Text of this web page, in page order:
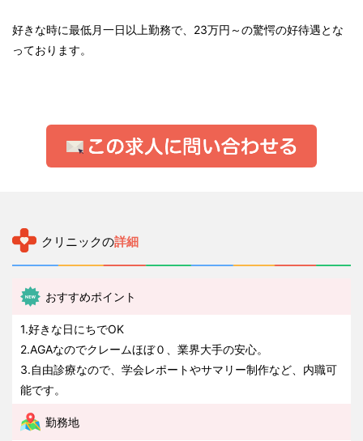
好きな時に最低月一日以上勤務で、23万円～の驚愕の好待遇とな
っております。
クリニックの詳細
おすすめポイント
1.好きな日にちでOK
2.AGAなのでクレームほぼ０、業界大手の安心。
3.自由診療なので、学会レポートやサマリー制作など、内職可
能です。
勤務地